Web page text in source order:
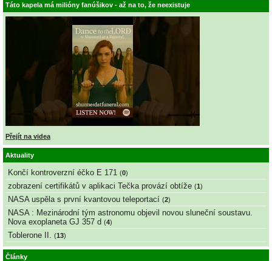
Táto kapela má milióny fanúšikov - až na to, že neexistuje
Přejít na videa
Aktuality
Končí kontroverzní éčko E 171 (0)
zobrazení certifikátů v aplikaci Tečka provází obtíže (1)
NASA uspěla s první kvantovou teleportací (2)
NASA : Mezinárodní tým astronomu objevil novou sluneční soustavu.
Nova exoplaneta GJ 357 d (4)
Toblerone II. (13)
Články